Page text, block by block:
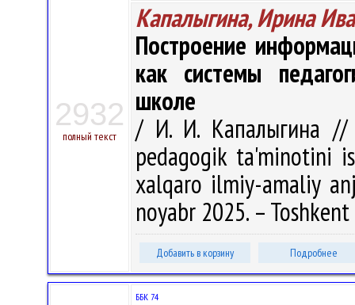
2932
полный текст
Капалыгина, Ирина
Построение
как системы
школе
/ И. И. Капалыгина //
pedagogik ta'minotini
xalqaro ilmiy-amaliy
noyabr 2025. –
Добавить в корзину Подробнее
ББК 74